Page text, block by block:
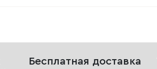
Бесплатная доставка